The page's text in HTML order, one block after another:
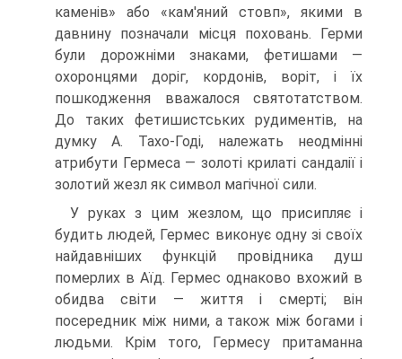
каменів» або «кам'яний стовп», якими в
давнину позначали місця поховань. Герми
були дорожніми знаками, фетишами —
охоронцями доріг, кордонів, воріт, і їх
пошкодження вважалося святотатством.
До таких фети­шистських рудиментів, на
думку А. Тахо-Годі, належать неодмінні
атрибути Гер­меса — золоті крилаті сандалії і
золотий жезл як символ магічної сили.
У руках з цим жезлом, що присипляє і
будить людей, Гермес виконує одну зі своїх
найдавніших функцій провідника душ
померлих в Аїд. Гермес однаково вхожий в
обидва світи — життя і смерті; він
посередник між ними, а також між бо­гами і
людьми. Крім того, Гермесу притаманна